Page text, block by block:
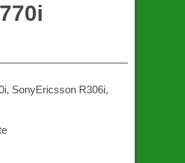
SonyEricsson R306i,